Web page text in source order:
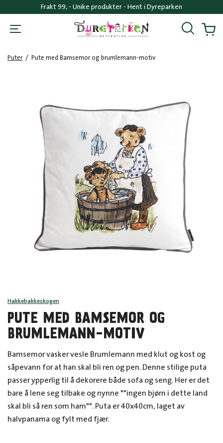
Frakt 99, - Unike produkter - Hent i Dyreparken
Søk
Puter / Pute med Bamsemor og brumlemann-motiv
Hakkebakkeskogen
PUTE MED BAMSEMOR OG
BRUMLEMANN-MOTIV
Bamsemor vasker vesle Brumlemann med klut og kost og
såpevann for at han skal bli ren og pen. Denne stilige puta
passer ypperlig til å dekorere både sofa og seng. Her er det
bare å lene seg tilbake og nynne ""ingen bjørn i dette land
skal bli så ren som ham"". Puta er 40x40cm, laget av
halvpanama og fylt med fjær.